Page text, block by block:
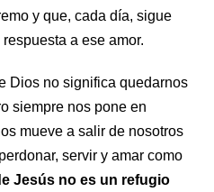
y que, cada día, sigue
a ese amor.
Dios no significa quedarnos
siempre nos pone en
mueve a salir de nosotros
servir y amar como
Jesús no es un refugio